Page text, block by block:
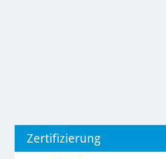
Zertifizierung